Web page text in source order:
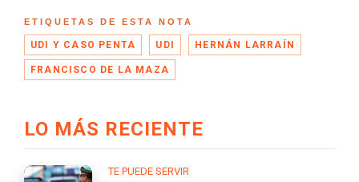
ETIQUETAS DE ESTA NOTA
UDI Y CASO PENTA UDI HERNÁN LARRAÍN
FRANCISCO DE LA MAZA
LO MÁS RECIENTE
TE PUEDE SERVIR